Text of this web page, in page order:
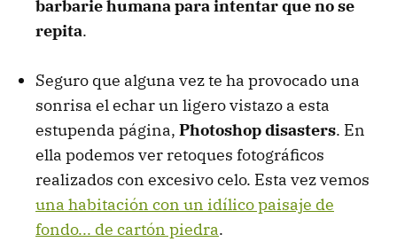
barbarie humana para intentar que no se
repita.
Seguro que alguna vez te ha provocado una
sonrisa el echar un ligero vistazo a esta
estupenda página, Photoshop disasters. En
ella podemos ver retoques fotográficos
realizados con excesivo celo. Esta vez vemos
una habitación con un idílico paisaje de
fondo... de cartón piedra.